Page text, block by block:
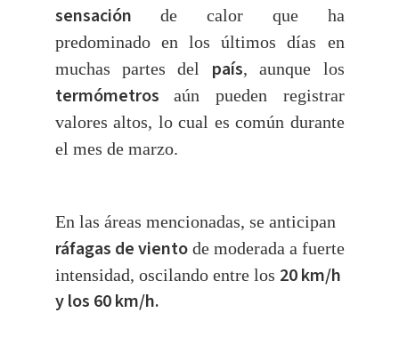
sensación de calor que ha
predominado en los últimos días en
muchas partes del país, aunque los
termómetrosaún pueden registrar
valores altos, lo cual es común durante
el mes de marzo.
En las áreas mencionadas, se anticipan
ráfagas de vientode moderada a fuerte
intensidad, oscilando entre los 20 km/h
y los 60 km/h.